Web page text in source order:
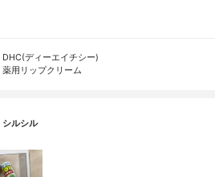
DHC(ディーエイチシー)
薬用リップクリーム
シルシル